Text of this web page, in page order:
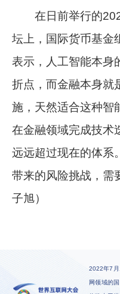
在日前举行的
坛上，国际货币基金
表示，人工智能本身
折点，而金融本身就
施，天然适合这种智
在金融领域完成技术
远远超过现在的体系
带来的风险挑战，需
子旭）
2022年7月
网领域的